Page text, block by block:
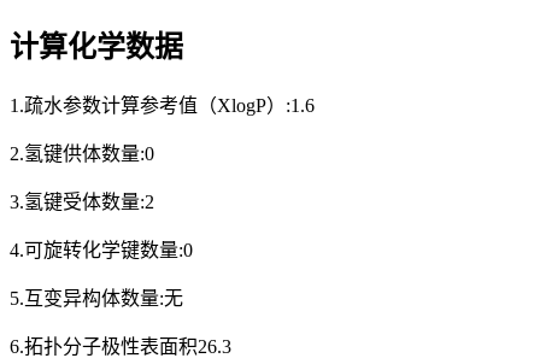
计算化学数据
1.疏水参数计算参考值（XlogP）:1.6
2.氢键供体数量:0
3.氢键受体数量:2
4.可旋转化学键数量:0
5.互变异构体数量:无
6.拓扑分子极性表面积26.3